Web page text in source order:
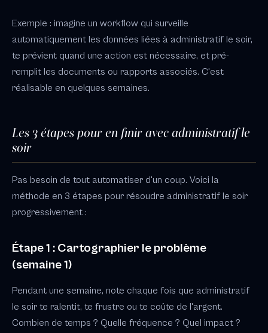
Exemple : imagine un workflow qui surveille
automatiquement les données liées à administratif le soir,
te prévient quand une action est nécessaire, et pré-
remplit les documents ou rapports associés. C'est
réalisable en quelques semaines.
Les 3 étapes pour en finir avec administratif le
soir
Pas besoin de tout automatiser d'un coup. Voici la
méthode en 3 étapes pour résoudre administratif le soir
progressivement :
Étape 1 : Cartographier le problème
(semaine 1)
Pendant une semaine, note chaque fois que administratif
le soir te ralentit, te frustre ou te coûte de l'argent.
Combien de temps ? Quelle fréquence ? Quel impact ?